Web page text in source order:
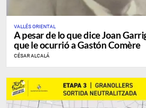
VALLÉS ORIENTAL
A pesar de lo que dice Joan
que le ocurrió a Gastón Comère
CÉSAR ALCALÁ